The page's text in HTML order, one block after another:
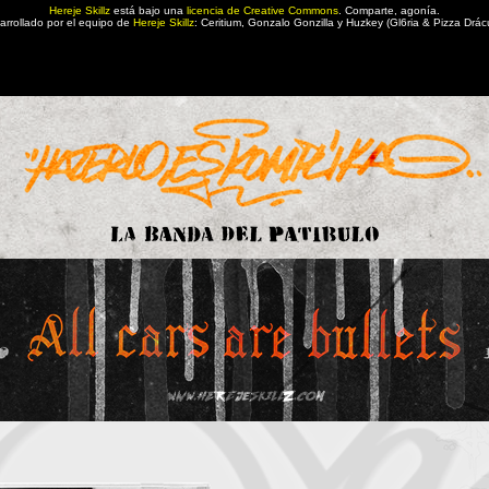
Hereje Skillz está bajo una licencia de Creative Commons . Comparte, agonía.
por el equipo de Hereje Skillz: Ceritium, Gonzalo Gonzilla y Huzkey (Gl6ria & Pizza